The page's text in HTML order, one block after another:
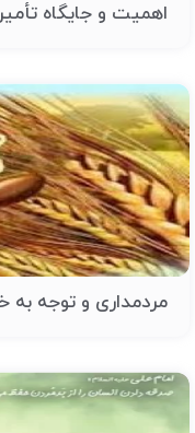
اهمیت و جایگاه
مردمداری و توجه به